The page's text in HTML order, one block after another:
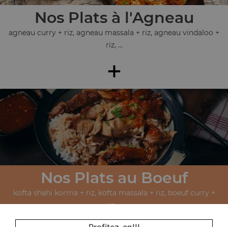
Nos Plats à l'Agneau
agneau curry + riz, agneau massala + riz, agneau vindaloo +
riz, ...
+
Nos Plats au Boeuf
kofta shahi korma + riz, kofta massala + riz, boeuf curry +
riz, ...